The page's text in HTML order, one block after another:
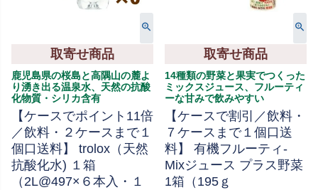
取寄せ商品
鹿児島県の桜島と高隅山の麓よ
り湧き出る温泉水、天然の抗酸
化物質・シリカ含有
【ケースでポイント11倍
／飲料・２ケースまで１
個口送料】 trolox（天然
抗酸化水) １箱
（2L@497×６本入・１
取寄せ商品
14種類の野菜と果実でつくった
ミックスジュース、フルーティ
ーな甘みで飲みやすい
【ケースで割引／飲料・
７ケースまで１個口送
料】 有機フルーティ-
Mixジュース プラス野菜
1箱（195ｇ